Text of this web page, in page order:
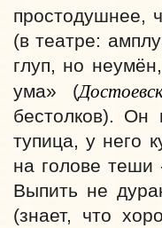
простодушнее,
(в театре:
глуп, но
ума» (
бестолков). Он
тупица, у него
на голове теши
Выпить не
(знает, что